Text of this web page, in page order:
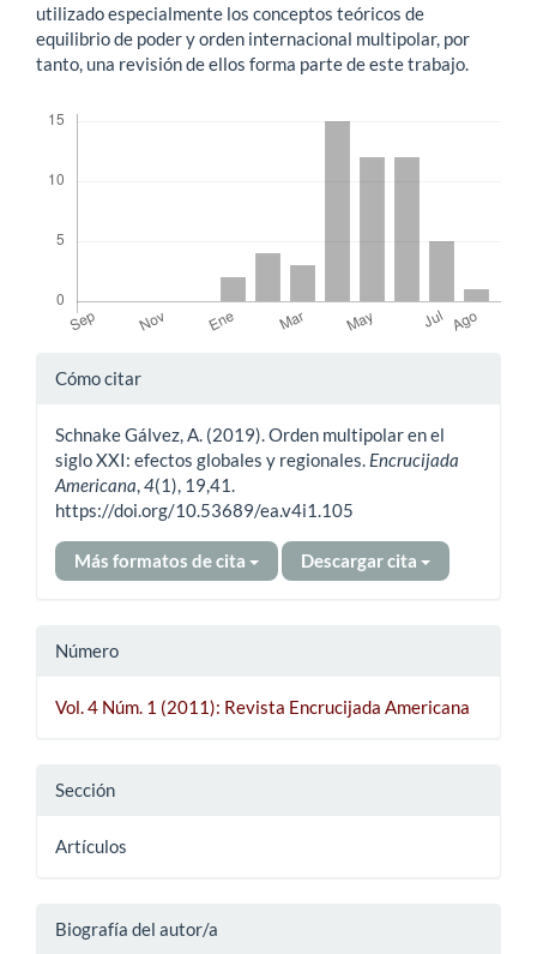
utilizado especialmente los conceptos teóricos de
equilibrio de poder y orden internacional multipolar, por
tanto, una revisión de ellos forma parte de este trabajo.
Detalles
artículo
Cómo citar
Schnake Gálvez, A. (2019). Orden multipolar en el
siglo XXI: efectos globales y regionales. Encrucijada
Americana,4(1), 19,41.
https://doi.org/10.53689/ea.v4i1.105
Más formatos de cita Descargar cita
Número
Vol. 4 Núm. 1 (2011): Revista Encrucijada Americana
Sección
Artículos
Biografía del autor/a